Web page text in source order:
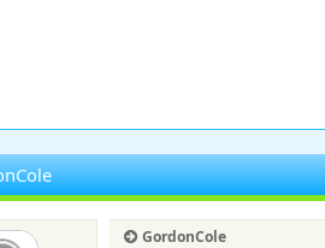
GordonCole